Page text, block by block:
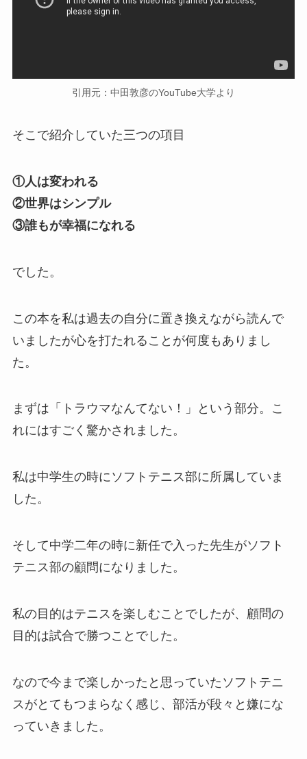
引用元：中田敦彦のYouTube大学より
そこで紹介していた三つの項目
①人は変われる
②世界はシンプル
③誰もが幸福になれる
でした。
この本を私は過去の自分に置き換えながら読んで
いましたが心を打たれることが何度もありまし
た。
まずは「トラウマなんてない！」という部分。こ
れにはすごく驚かされました。
私は中学生の時にソフトテニス部に所属していま
した。
そして中学二年の時に新任で入った先生がソフト
テニス部の顧問になりました。
私の目的はテニスを楽しむこと でしたが、 顧問の
目的は試合で勝つこ とでした。
なので今まで楽しかったと思っていたソフトテニ
スがとてもつまらなく感じ、部活が段々と嫌にな
っていきました。